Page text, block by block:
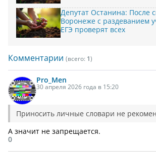
Депутат Останина: После
Воронеже с раздеванием
ЕГЭ проверят всех
Комментарии (всего: 1)
Pro_Men
30 апреля 2026 года в 15:20
Приносить личные словари не
А значит не запрещается.
0